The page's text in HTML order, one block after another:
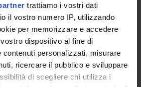
trattiamo i vostri dati
il vostro numero IP, utilizzando
per memorizzare e accedere
dispositivo al fine di
contenuti personalizzati, misurare
ricercare il pubblico e sviluppare
di scegliere chi utilizza i
OFFICES